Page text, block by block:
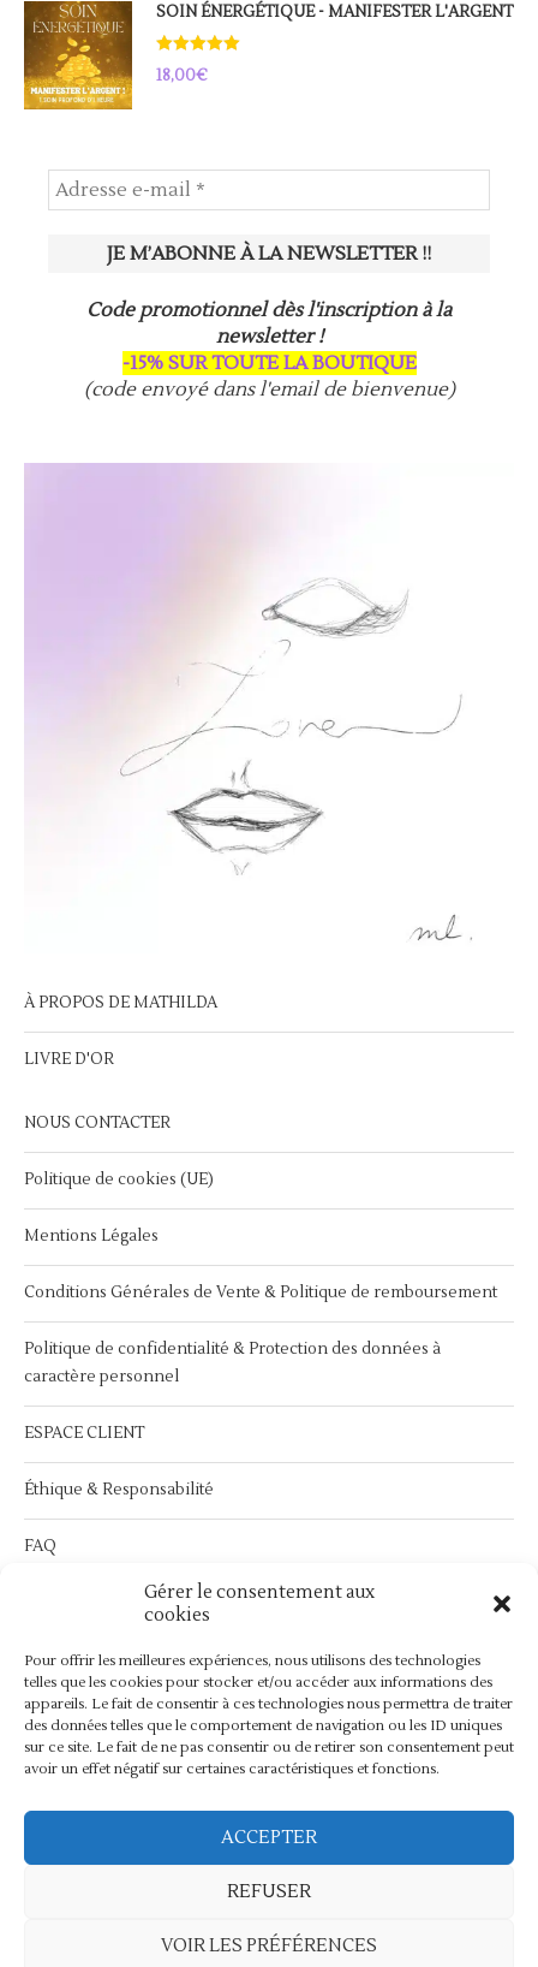
Gérer le consentement aux
cookies
Pour offrir les meilleures expériences, nous utilisons des technologies
telles que les cookies pour stocker et/ou accéder aux informations des
appareils. Le fait de consentir à ces technologies nous permettra de traiter
des données telles que le comportement de navigation ou les ID uniques
sur ce site. Le fait de ne pas consentir ou de retirer son consentement peut
avoir un effet négatif sur certaines caractéristiques et fonctions.
ACCEPTER
REFUSER
VOIR LES PRÉFÉRENCES
SOIN ÉNERGÉTIQUE - MANIFESTER L'ARGENT
Note5.00
sur 5
18,00€
Code promotionnel dès l'inscription à la
newsletter !
-15% SUR TOUTE LA BOUTIQUE
(code envoyé dans l'email de bienvenue)
À PROPOS DE MATHILDA
LIVRE D'OR
NOUS CONTACTER
Politique de cookies (UE)
Mentions Légales
Conditions Générales de Vente & Politique de remboursement
Politique de confidentialité & Protection des données à
caractère personnel
ESPACE CLIENT
Éthique & Responsabilité
FAQ
Service Après Vente :contact@bymathilda.com
BACK TO TOP